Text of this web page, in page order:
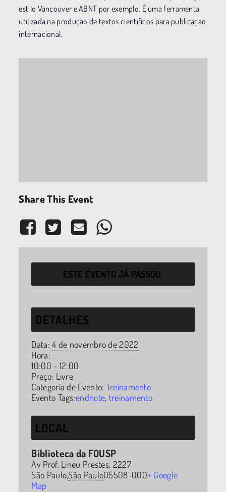
estilo Vancouver e ABNT por exemplo. É uma ferramenta
utilizada na produção de textos científicos para publicação
internacional.
Share This Event
ESTE EVENTO JÁ PASSOU.
DETALHES
Data: 4 de novembro de 2022
Hora:
10:00 - 12:00
Preço: Livre
Categoria de Evento: Treinamento
Evento Tags:endnote, treinamento
LOCAL
Biblioteca da FOUSP
Av Prof. Lineu Prestes, 2227
São Paulo,São Paulo05508-000+ Google
Map